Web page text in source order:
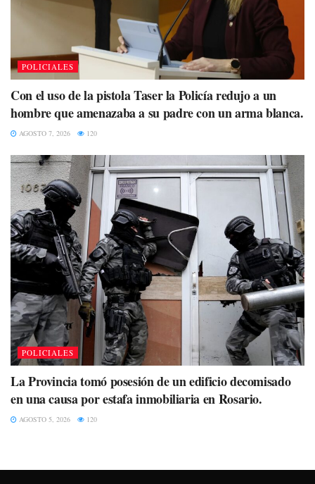
POLICIALES
Con el uso de la pistola Taser la Policía redujo a un
hombre que amenazaba a su padre con un arma blanca.
AGOSTO 7, 2026 120
POLICIALES
La Provincia tomó posesión de un edificio decomisado
en una causa por estafa inmobiliaria en Rosario.
AGOSTO 5, 2026 120